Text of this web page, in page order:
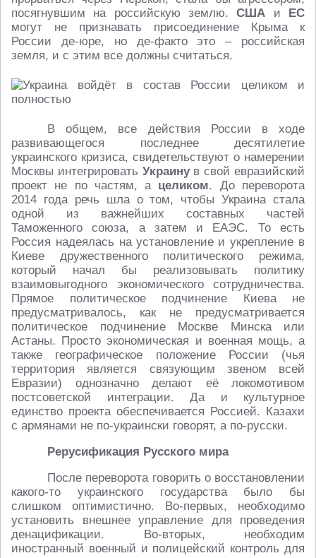
посягнувшим на российскую землю.США и ЕС
могут не признавать присоединение Крыма к
России де-юре, но де-факто это – российская
земля, и с этим все должны считаться.
В общем, все действия России в ходе
развивающегося последнее десятилетие
украинского кризиса, свидетельствуют о намерении
Москвы интегрировать Украинув свой евразийский
проект не по частям, а целиком. До переворота
2014 года речь шла о том, чтобы Украина стала
одной из важнейших составных частей
Таможенного союза, а затем и ЕАЭС. То есть
Россия надеялась на установление и укрепление в
Киеве дружественного политического режима,
который начал бы реализовывать политику
взаимовыгодного экономического сотрудничества.
Прямое политическое подчинение Киева не
предусматривалось, как не предусматривается
политическое подчинение Москве Минска или
Астаны. Просто экономическая и военная мощь, а
также географическое положение России (чья
территория является связующим звеном всей
Евразии) однозначно делают её локомотивом
постсоветской интеграции. Да и культурное
единство проекта обеспечивается Россией. Казахи
с армянами не по-украински говорят, а по-русски.
Рерусификация Русского мира
После переворота говорить о восстановлении
какого-то украинского государства было бы
слишком оптимистично. Во-первых, необходимо
установить внешнее управление для проведения
денацификации. Во-вторых, необходим
иностранный военный и полицейский контроль для